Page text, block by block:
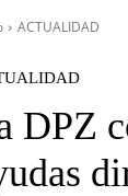
ACTUALIDAD
DPZ